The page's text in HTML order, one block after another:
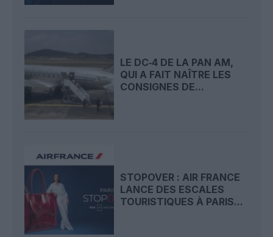
LE DC‑4 DE LA PAN AM,
QUI A FAIT NAÎTRE LES
CONSIGNES DE...
STOPOVER : AIR FRANCE
LANCE DES ESCALES
TOURISTIQUES À PARIS...